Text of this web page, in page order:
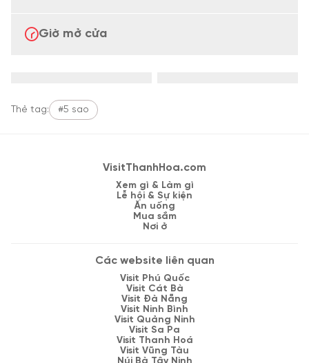
Giờ mở cửa
Thẻ tag: #5 sao
VisitThanhHoa.com
Xem gì & Làm gì
Lễ hội & Sự kiện
Ăn uống
Mua sắm
Nơi ở
Các website liên quan
Visit Phú Quốc
Visit Cát Bà
Visit Đà Nẵng
Visit Ninh Bình
Visit Quảng Ninh
Visit Sa Pa
Visit Thanh Hoá
Visit Vũng Tàu